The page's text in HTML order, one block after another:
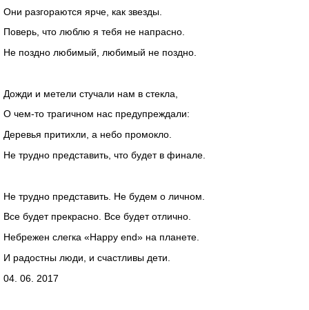
Они разгораются ярче, как звезды.
Поверь, что люблю я тебя не напрасно.
Не поздно любимый, любимый не поздно.
Дожди и метели стучали нам в стекла,
О чем-то трагичном нас предупреждали:
Деревья притихли, а небо промокло.
Не трудно представить, что будет в финале.
Не трудно представить. Не будем о личном.
Все будет прекрасно. Все будет отлично.
Небрежен слегка «Happy end» на планете.
И радостны люди, и счастливы дети.
04. 06. 2017